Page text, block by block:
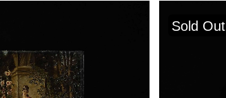
Sold Out